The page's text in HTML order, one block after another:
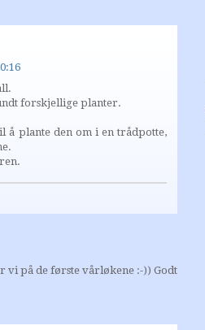
forskjellige planter.
å plante den om i en trådpotte,
på de første vårløkene :-)) Godt